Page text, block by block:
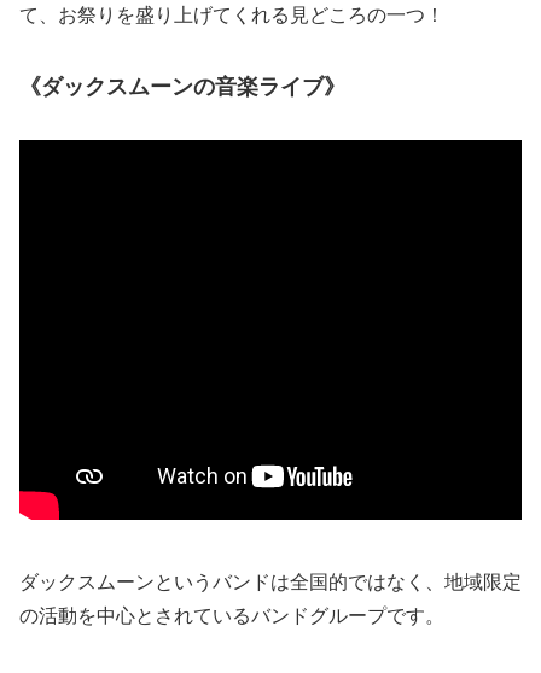
て、お祭りを盛り上げてくれる見どころの一つ！
《ダックスムーンの音楽ライブ》
ダックスムーンというバンドは全国的ではなく、地域限定
の活動を中心とされているバンドグループです。